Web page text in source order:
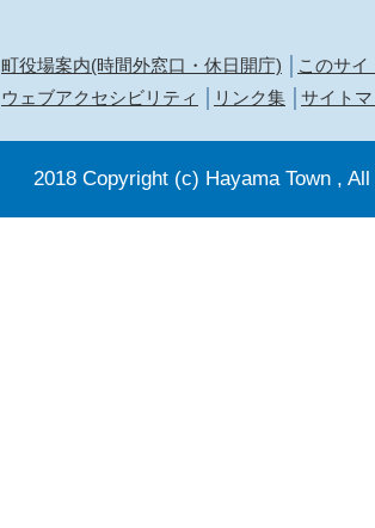
町役場案内(時間外窓口・休日開庁)
このサイ
ウェブアクセシビリティ
リンク集 サイト
2018 Copyright (c) Hayama Town ,